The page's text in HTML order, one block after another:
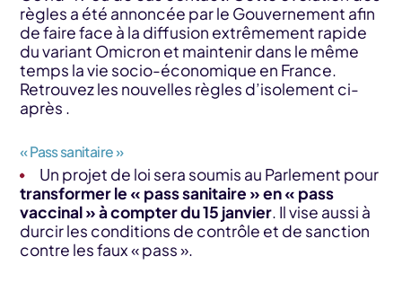
règles a été annoncée par le Gouvernement afin
de faire face à la diffusion extrêmement rapide
du variant Omicron et maintenir dans le même
temps la vie socio-économique en France.
Retrouvez les nouvelles règles d’isolement ci-
après .
« Pass sanitaire »
Un projet de loi sera soumis au Parlement pour
transformer le « pass sanitaire » en « pass
vaccinal » à compter du 15 janvier. Il vise aussi à
durcir les conditions de contrôle et de sanction
contre les faux « pass ».